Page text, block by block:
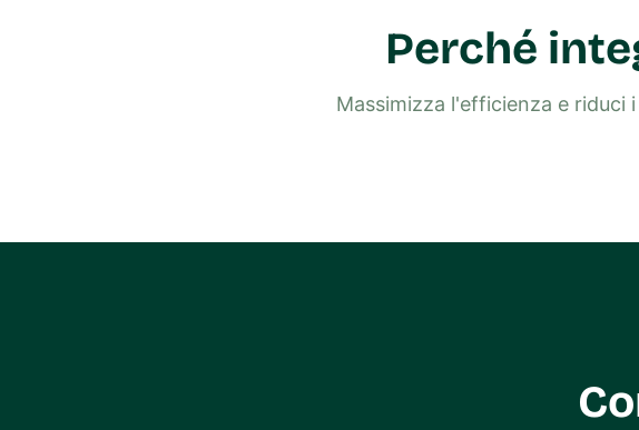
Perché
Massimizza l'efficienza e riduci